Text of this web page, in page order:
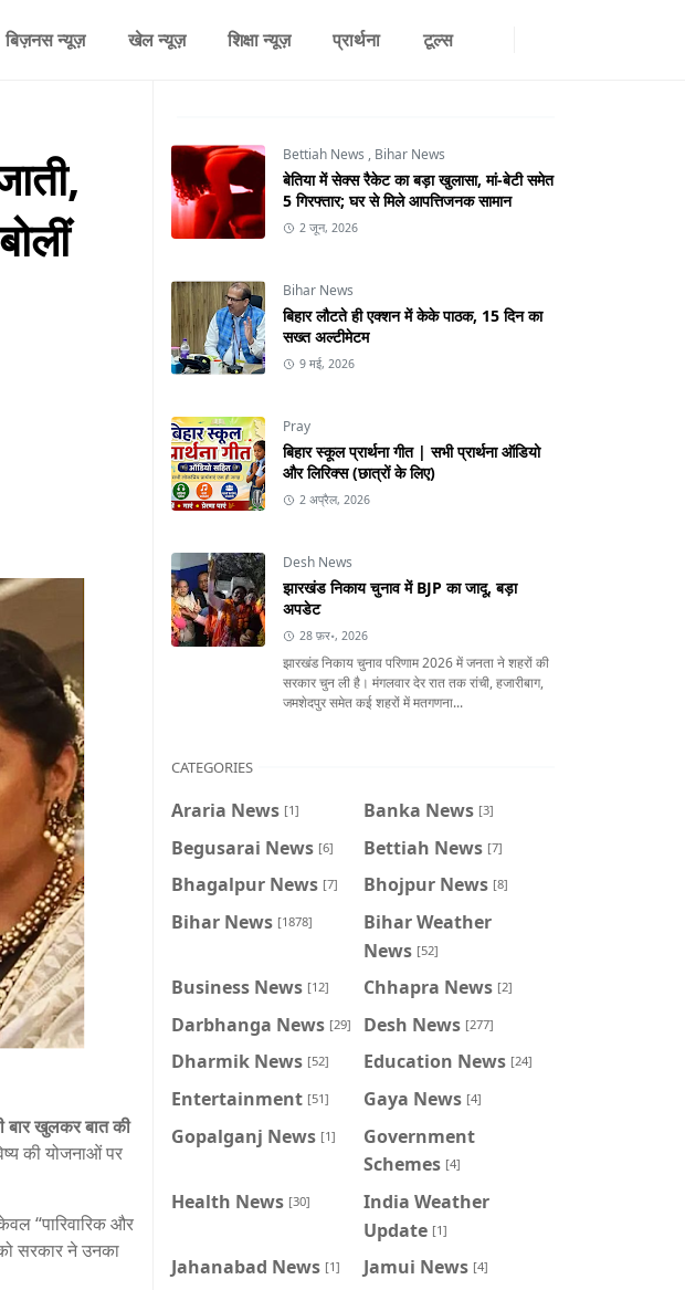
बिज़नस न्यूज़ खेल न्यूज़ शिक्षा न्यूज़ प्रार्थना टूल्स
बार खुलकर बात की
की योजनाओं पर
“पारिवारिक और
सरकार ने उनका
Bettiah News , Bihar News
बेतिया में सेक्स रैकेट का बड़ा खुलासा, मां-बेटी समेत
5 गिरफ्तार; घर से मिले आपत्तिजनक सामान
2 जून, 2026
Bihar News
बिहार लौटते ही एक्शन में केके पाठक, 15 दिन का
सख्त अल्टीमेटम
9 मई, 2026
Pray
बिहार स्कूल प्रार्थना गीत | सभी प्रार्थना ऑडियो
और लिरिक्स (छात्रों के लिए)
2 अप्रैल, 2026
Desh News
झारखंड निकाय चुनाव में BJP का जादू, बड़ा
अपडेट
28 फ़र॰, 2026
झारखंड निकाय चुनाव परिणाम 2026 में जनता ने शहरों की
सरकार चुन ली है। मंगलवार देर रात तक रांची, हजारीबाग,
जमशेदपुर समेत कई शहरों में मतगणना...
CATEGORIES
Araria News [1] Banka News [3]
Begusarai News [6] Bettiah News [7]
Bhagalpur News [7] Bhojpur News [8]
Bihar News [1878]
Bihar Weather
News [52]
Business News [12] Chhapra News [2]
Darbhanga News [29] Desh News [277]
Dharmik News [52] Education News [24]
Entertainment [51] Gaya News [4]
Gopalganj News [1]
Government
Schemes [4]
Health News [30]
India Weather
Update [1]
Jahanabad News [1] Jamui News [4]